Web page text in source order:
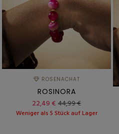
ROSENACHAT
ROSINORA
22,49 € 44,99 €
Weniger als 5 Stück auf Lager